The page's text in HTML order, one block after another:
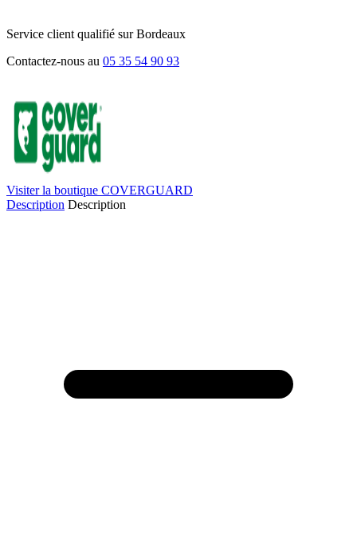
Service client qualifié sur Bordeaux
Contactez-nous au 05 35 54 90 93
Visiter la boutique COVERGUARD
Description Description